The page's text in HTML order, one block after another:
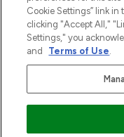
O
Płać bezpiecznie
Cookie Settings” link
clicking "Accept All,"
Settings," you
and
Terms of Use.